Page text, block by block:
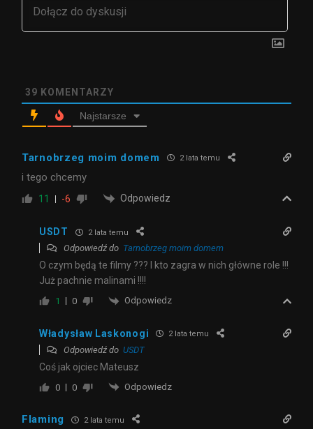
39 KOMENTARZY
Najstarsze
Tarnobrzeg moim domem 2 lata temu
i tego chcemy
11 -6 Odpowiedz
USDT 2 lata temu
Odpowiedź do Tarnobrzeg moim domem
O czym będą te filmy ??? I kto zagra w nich główne role !!!
Już pachnie malinami !!!!
1 0 Odpowiedz
Władysław Laskonogi 2 lata temu
Odpowiedź do USDT
Coś jak ojciec Mateusz
0 0 Odpowiedz
Flaming 2 lata temu